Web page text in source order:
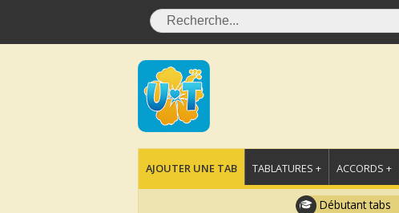
AJOUTER UNE TAB TABLATURES + ACCORDS +
Débutant tabs